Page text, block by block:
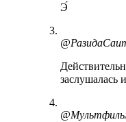
Э́
заслушалась